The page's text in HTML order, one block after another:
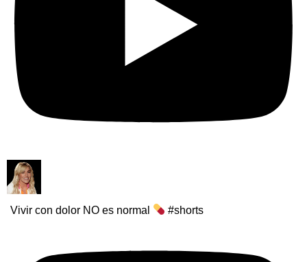
Vivir con dolor NO es normal #shorts